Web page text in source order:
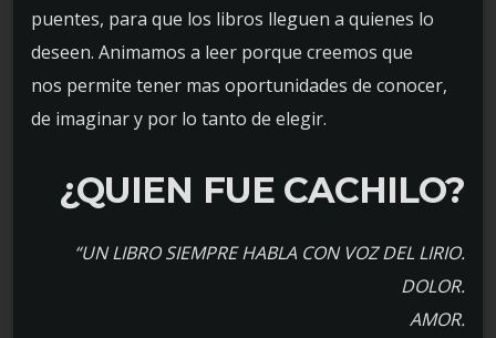
puentes, para que los libros lleguen a quienes lo
deseen. Animamos a leer porque creemos que
nos permite tener mas oportunidades de conocer,
de imaginar y por lo tanto de elegir.
¿QUIEN FUE CACHILO?
“UN LIBRO SIEMPRE HABLA CON VOZ DEL LIRIO.
DOLOR.
AMOR.